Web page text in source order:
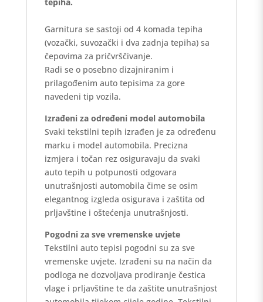
Garnitura se sastoji od 4 komada tepiha
(vozački, suvozački i dva zadnja tepiha) sa
čepovima za pričvrščivanje.
Radi se o posebno dizajniranim i
prilagođenim auto tepisima za gore
navedeni tip vozila.
Izrađeni za određeni model automobila
Svaki tekstilni tepih izrađen je za određenu
marku i model automobila. Precizna
izmjera i točan rez osiguravaju da svaki
auto tepih u potpunosti odgovara
unutrašnjosti automobila čime se osim
elegantnog izgleda osigurava i zaštita od
prljavštine i oštećenja unutrašnjosti.
Pogodni za sve vremenske uvjete
Tekstilni auto tepisi pogodni su za sve
vremenske uvjete. Izrađeni su na način da
podloga ne dozvoljava prodiranje čestica
vlage i prljavštine te da zaštite unutrašnjost